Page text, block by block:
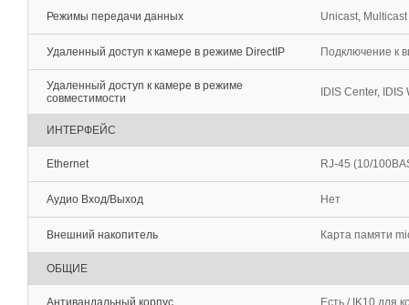
Режимы передачи данных Unicast, Multicast
Удаленный доступ к камере в режиме DirectIP Подключение к
Удаленный доступ к камере в режиме
совместимости
IDIS Center,
ИНТЕРФЕЙС
Ethernet RJ-45 (10/
Аудио Вход/Выход Нет
Внешний накопитель Карта памяти
ОБЩИЕ